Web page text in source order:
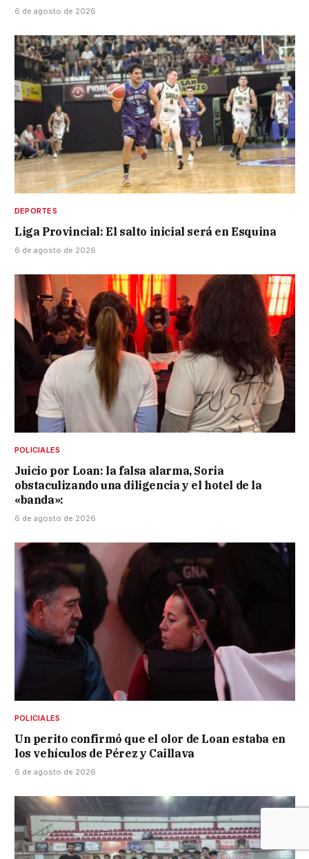
6 de agosto de 2026
DEPORTES
Liga Provincial: El salto inicial será en Esquina
6 de agosto de 2026
POLICIALES
Juicio por Loan: la falsa alarma, Soria
obstaculizando una diligencia y el hotel de la
«banda»:
6 de agosto de 2026
POLICIALES
Un perito confirmó que el olor de Loan estaba en
los vehículos de Pérez y Caillava
6 de agosto de 2026